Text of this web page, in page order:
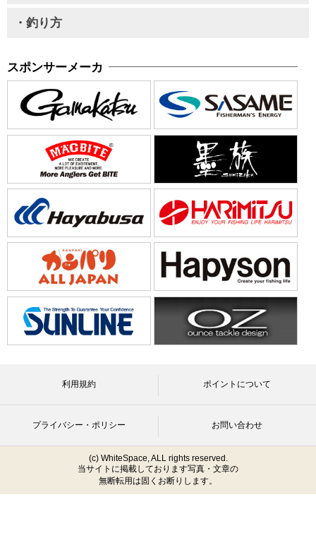
・釣り方
スポンサーメーカ
利用規約 ポイントについて
プライバシー・ポリシー お問い合わせ
(c) WhiteSpace, ALL rights reserved.
当サイトに掲載しております写真・文章の
無断転用は固くお断りします。